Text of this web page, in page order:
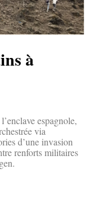
à
espagnole,
via
d’une invasion
renforts militaires